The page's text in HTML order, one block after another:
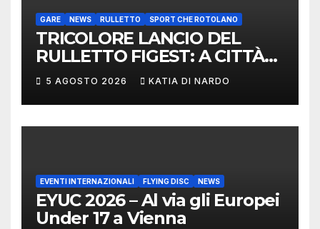
GARE NEWS RULLETTO SPORT CHE ROTOLANO
TRICOLORE LANCIO DEL
RULLETTO FIGEST: A CITTÀ
DI CASTELLO VINCONO
MARCHIGIANI ED UMBRI
5 AGOSTO 2026 KATIA DI NARDO
EVENTI INTERNAZIONALI FLYING DISC NEWS
EYUC 2026 – Al via gli Europei
Under 17 a Vienna